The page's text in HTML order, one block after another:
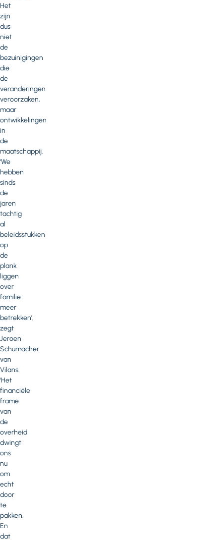
Het
zijn
dus
niet
de
bezuinigingen
die
de
veranderingen
veroorzaken,
maar
ontwikkelingen
in
de
maatschappij.
‘We
hebben
sinds
de
jaren
tachtig
al
beleidsstukken
op
de
plank
liggen
over
familie
meer
betrekken’,
zegt
Jeroen
Schumacher
van
Vilans.
‘Het
financiële
frame
van
de
overheid
dwingt
ons
nu
om
echt
door
te
pakken.
En
dat